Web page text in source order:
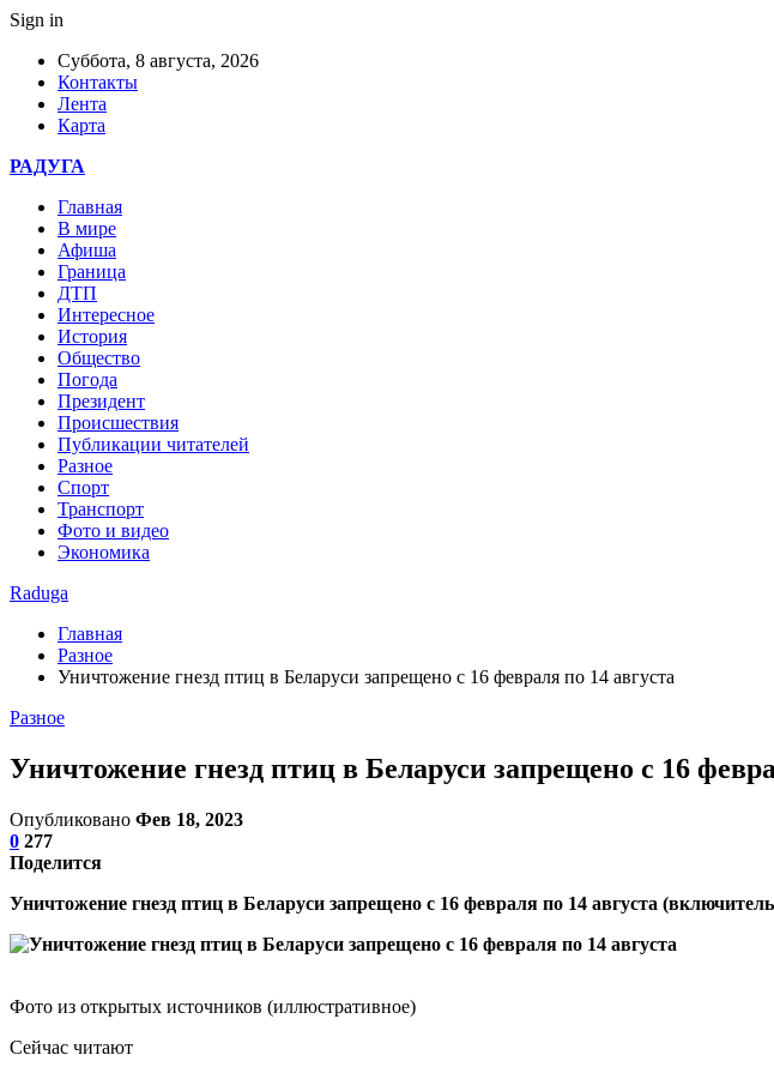
Sign in
Суббота, 8 августа, 2026
Контакты
Лента
Карта
РАДУГА
Главная
В мире
Афиша
Граница
ДТП
Интересное
История
Общество
Погода
Президент
Происшествия
Публикации читателей
Разное
Спорт
Транспорт
Фото и видео
Экономика
Raduga
Главная
Разное
Уничтожение гнезд птиц в Беларуси запрещено с 16 февраля по 14 августа
Разное
Уничтожение гнезд птиц в Беларуси запрещено с 16
Опубликовано Фев 18, 2023
0 277
Поделится
Уничтожение гнезд птиц в Беларуси запрещено с 16 февраля по 14 августа
Фото из открытых источников (иллюстративное)
Сейчас читают